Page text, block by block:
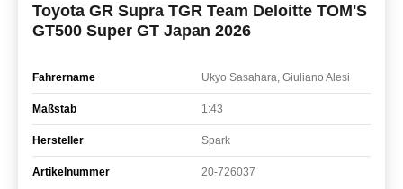
Toyota GR Supra TGR Team Deloitte TOM'S
GT500 Super GT Japan 2026
Fahrername Ukyo Sasahara, Giuliano Alesi
Maßstab 1:43
Hersteller Spark
Artikelnummer 20-726037